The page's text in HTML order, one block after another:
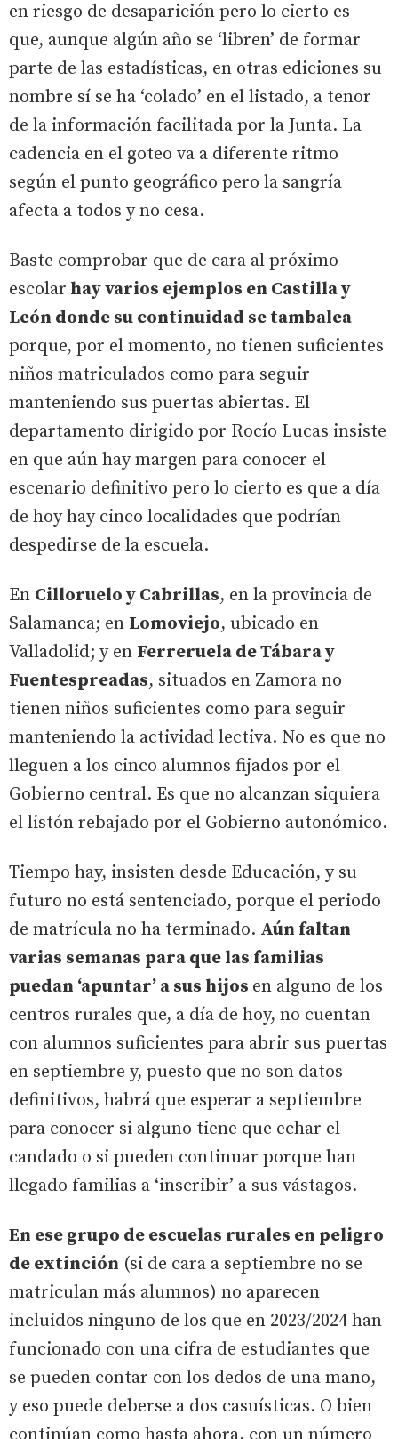
en riesgo de desaparición pero lo cierto es
que, aunque algún año se ‘libren’ de formar
parte de las estadísticas, en otras ediciones su
nombre sí se ha ‘colado’ en el listado, a tenor
de la información facilitada por la Junta. La
cadencia en el goteo va a diferente ritmo
según el punto geográfico pero la sangría
afecta a todos y no cesa.
Baste comprobar que de cara al próximo
escolar hay varios ejemplos en Castilla y
León donde su continuidad se tambalea
porque, por el momento, no tienen suficientes
niños matriculados como para seguir
manteniendo sus puertas abiertas. El
departamento dirigido por Rocío Lucas insiste
en que aún hay margen para conocer el
escenario definitivo pero lo cierto es que a día
de hoy hay cinco localidades que podrían
despedirse de la escuela.
En Cilloruelo y Cabrillas, en la provincia de
Salamanca; en Lomoviejo, ubicado en
Valladolid; y en Ferreruela de Tábara y
Fuentespreadas, situados en Zamora no
tienen niños suficientes como para seguir
manteniendo la actividad lectiva. No es que no
lleguen a los cinco alumnos fijados por el
Gobierno central. Es que no alcanzan siquiera
el listón rebajado por el Gobierno autonómico.
Tiempo hay, insisten desde Educación, y su
futuro no está sentenciado, porque el periodo
de matrícula no ha terminado. Aún faltan
varias semanas para que las familias
puedan ‘apuntar’ a sus hijos en alguno de los
centros rurales que, a día de hoy, no cuentan
con alumnos suficientes para abrir sus puertas
en septiembre y, puesto que no son datos
definitivos, habrá que esperar a septiembre
para conocer si alguno tiene que echar el
candado o si pueden continuar porque han
llegado familias a ‘inscribir’ a sus vástagos.
En ese grupo de escuelas rurales en peligro
de extinción (si de cara a septiembre no se
matriculan más alumnos) no aparecen
incluidos ninguno de los que en 2023/2024 han
funcionado con una cifra de estudiantes que
se pueden contar con los dedos de una mano,
y eso puede deberse a dos casuísticas. O bien